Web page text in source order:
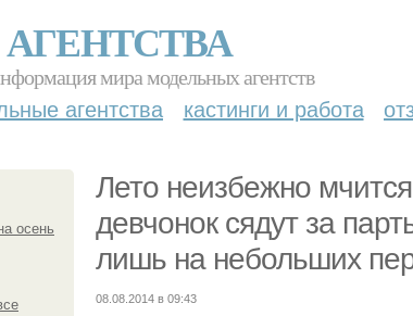
мира модельных агентств
агентства кастинги и работа
осень
Лето неизбежно
девчонок сядут за
лишь на небольших
08.08.2014 в 09:43